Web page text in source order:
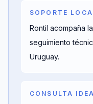
SOPORTE
Rontil acompaña
seguimiento
Uruguay.
CONSULTA